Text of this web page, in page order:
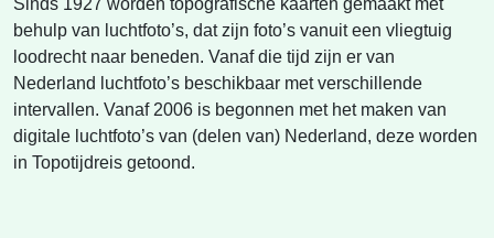
Sinds 1927 worden topografische kaarten gemaakt met
behulp van luchtfoto’s, dat zijn foto’s vanuit een vliegtuig
loodrecht naar beneden. Vanaf die tijd zijn er van
Nederland luchtfoto’s beschikbaar met verschillende
intervallen. Vanaf 2006 is begonnen met het maken van
digitale luchtfoto’s van (delen van) Nederland, deze worden
in Topotijdreis getoond.